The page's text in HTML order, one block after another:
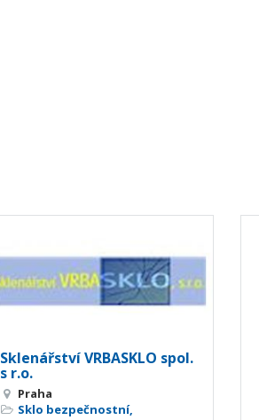
Sklenářství VRBASKLO spol.
s r.o.
Praha
Sklo bezpečnostní,